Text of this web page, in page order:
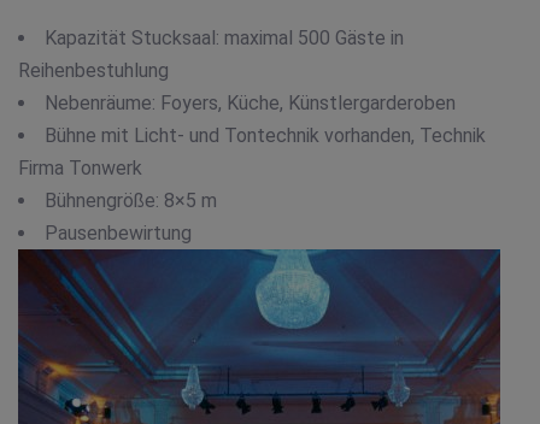
Kapazität Stucksaal: maximal 500 Gäste in
Reihenbestuhlung
Nebenräume: Foyers, Küche, Künstlergarderoben
Bühne mit Licht- und Tontechnik vorhanden, Technik
Firma Tonwerk
Bühnengröße: 8×5 m
Pausenbewirtung